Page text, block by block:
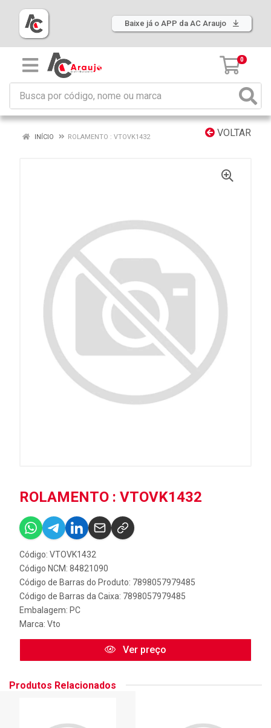
Baixe já o APP da AC Araujo
0
VOLTAR
INÍCIO ROLAMENTO : VTOVK1432
ROLAMENTO : VTOVK1432
Código: VTOVK1432
Código NCM: 84821090
Código de Barras do Produto: 7898057979485
Código de Barras da Caixa: 7898057979485
Embalagem: PC
Marca: Vto
Ver preço
Produtos Relacionados